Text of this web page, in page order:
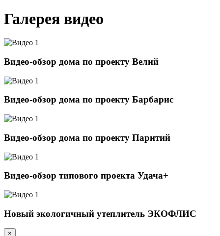
Галерея видео
Видео-обзор дома по проекту Велий
Видео-обзор дома по проекту Барбарис
Видео-обзор дома по проекту Паритий
Видео-обзор типового проекта Удача+
Новый экологичный утеплитель ЭКОФЛИС
×